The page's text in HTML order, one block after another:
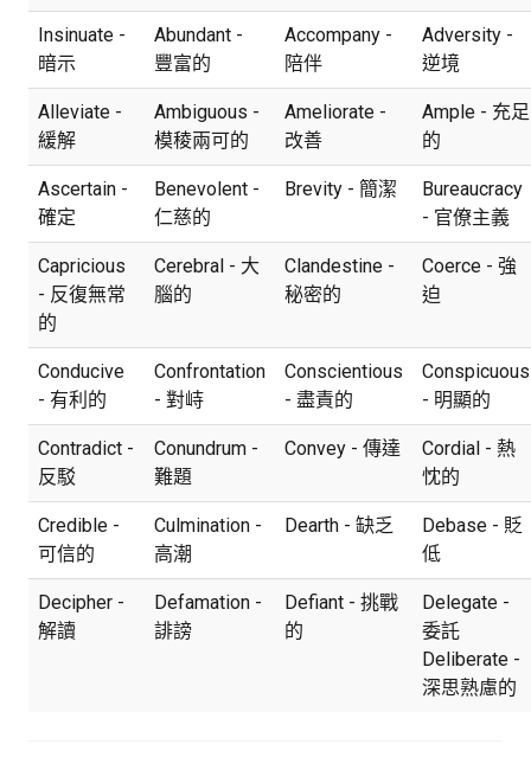
Insinuate -
暗示
Abundant -
豐富的
Accompany -
陪伴
Adversity -
逆境
Alleviate -
緩解
Ambiguous -
模稜兩可的
Ameliorate -
改善
Ample - 充足
的
Ascertain -
確定
Benevolent -
仁慈的
Brevity - 簡潔
Bureaucracy
- 官僚主義
Capricious
- 反復無常
的
Cerebral - 大
腦的
Clandestine -
秘密的
Coerce - 強
迫
Conducive
- 有利的
Confrontation
- 對峙
Conscientious
- 盡責的
Conspicuous
- 明顯的
Contradict -
反駁
Conundrum -
難題
Convey - 傳達
Cordial - 熱
忱的
Credible -
可信的
Culmination -
高潮
Dearth - 缺乏
Debase - 貶
低
Decipher -
解讀
Defamation -
誹謗
Defiant - 挑戰
的
Delegate -
委託
Deliberate -
深思熟慮的